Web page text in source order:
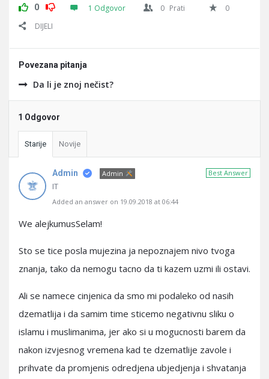
0 1 Odgovor 0 Prati
0
DIJELI
Povezana pitanja
Da li je znoj nečist?
1 Odgovor
Starije Novije
Best Answer
Admin Admin
IT
Added an answer on 19.09.2018 at 06:44
We alejkumusSelam!
Sto se tice posla mujezina ja nepoznajem nivo tvoga
znanja, tako da nemogu tacno da ti kazem uzmi ili ostavi.
Ali se namece cinjenica da smo mi podaleko od nasih
dzematlija i da samim time sticemo negativnu sliku o
islamu i muslimanima, jer ako si u mogucnosti barem da
nakon izvjesnog vremena kad te dzematlije zavole i
prihvate da promjenis odredjena ubjedjenja i shvatanja